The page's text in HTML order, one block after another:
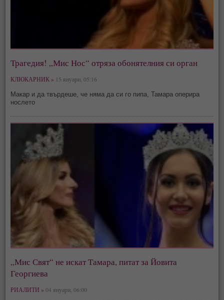
Трагедия! „Мис Нос“ отряза обонятелния си орган
КЛЮКАРНИК » 15 януари, 05:16
Макар и да твърдеше, че няма да си го пипа, Тамара оперира
нослето
„Мис Свят“ не искат Тамара, питат за Йовита
Георгиева
РИАЛИТИ » 04 януари, 06:00